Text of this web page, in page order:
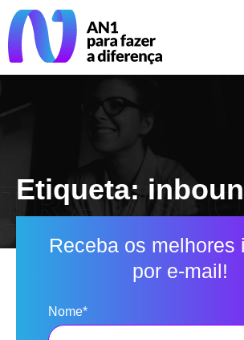
Etiqueta:
Receba os melhores
por e-mail!
Nome*